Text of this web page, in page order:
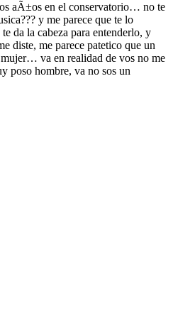
aÃ±os en el conservatorio… no te
y me parece que te lo
da la cabeza para entenderlo, y
diste, me parece patetico que un
va en realidad de vos no me
poso hombre, va no sos un